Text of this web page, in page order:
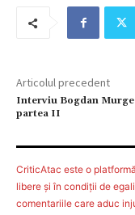
Articolul precedent
Interviu Bogdan
partea II
CriticAtac este o
libere şi în condiţii de
comentariile care aduc